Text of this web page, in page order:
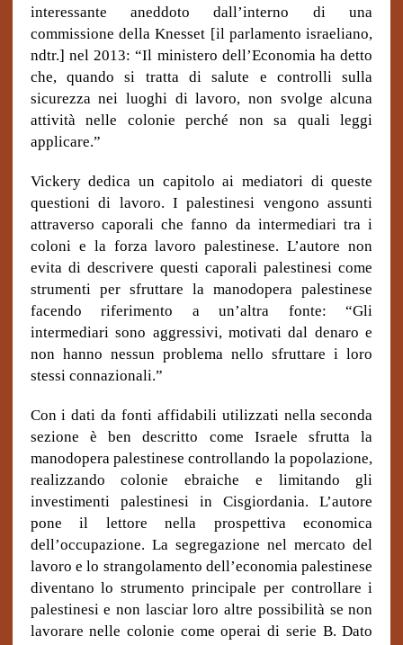
interessante aneddoto dall’interno di una
commissione della Knesset [il parlamento israeliano,
ndtr.] nel 2013: “Il ministero dell’Economia ha detto
che, quando si tratta di salute e controlli sulla
sicurezza nei luoghi di lavoro, non svolge alcuna
attività nelle colonie perché non sa quali leggi
applicare.”
Vickery dedica un capitolo ai mediatori di queste
questioni di lavoro. I palestinesi vengono assunti
attraverso caporali che fanno da intermediari tra i
coloni e la forza lavoro palestinese. L’autore non
evita di descrivere questi caporali palestinesi come
strumenti per sfruttare la manodopera palestinese
facendo riferimento a un’altra fonte: “Gli
intermediari sono aggressivi, motivati dal denaro e
non hanno nessun problema nello sfruttare i loro
stessi connazionali.”
Con i dati da fonti affidabili utilizzati nella seconda
sezione è ben descritto come Israele sfrutta la
manodopera palestinese controllando la popolazione,
realizzando colonie ebraiche e limitando gli
investimenti palestinesi in Cisgiordania. L’autore
pone il lettore nella prospettiva economica
dell’occupazione. La segregazione nel mercato del
lavoro e lo strangolamento dell’economia palestinese
diventano lo strumento principale per controllare i
palestinesi e non lasciar loro altre possibilità se non
lavorare nelle colonie come operai di serie B. Dato